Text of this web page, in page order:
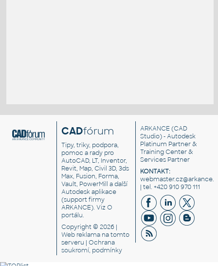
CADfórum
Tipy, triky, podpora,
pomoc a rady pro
AutoCAD, LT, Inventor,
Revit, Map, Civil 3D, 3ds
Max, Fusion, Forma,
Vault, PowerMill a další
Autodesk aplikace
(support firmy
ARKANCE). VizO
portálu.
Copyright © 2026 |
Web reklama na tomto
serveru |Ochrana
soukromí, podmínky
ARKANCE (CAD
Studio) - Autodesk
Platinum Partner &
Training Center &
Services Partner
KONTAKT:
| tel. +420 910 970 111